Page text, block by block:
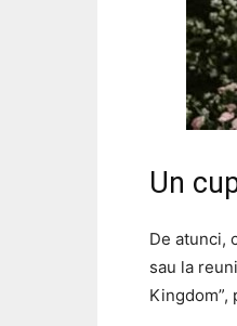
Un
De atunci,
sau la
Kingdom”,